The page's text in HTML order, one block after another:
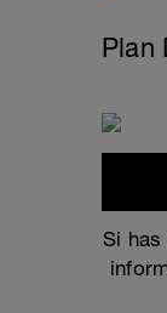
Plan
Si